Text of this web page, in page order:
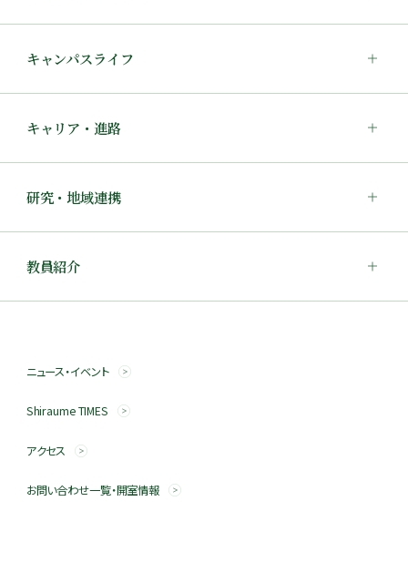
キャンパスライフ
キャリア・進路
研究・地域連携
教員紹介
ニュース・イベント
Shiraume TIMES
アクセス
お問い合わせ一覧・開室情報